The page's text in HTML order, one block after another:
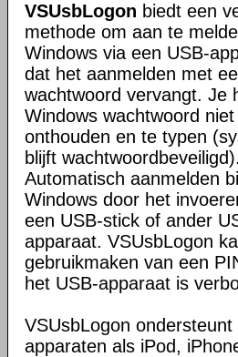
VSUsbLogon biedt een
methode om aan te
Windows via een USB-
dat het aanmelden met
wachtwoord vervangt. Je
Windows wachtwoord
onthouden en te typen
blijft wachtwoordbeveiligd).
Automatisch aanmelden
Windows door het
een USB-stick of ander
apparaat. VSUsbLogon
gebruikmaken van een
het USB-apparaat is
VSUsbLogon
apparaten als iPod,